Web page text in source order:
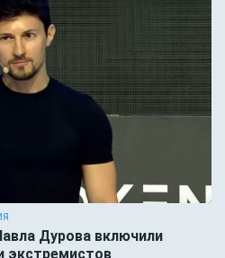
Дурова включили
экстремистов